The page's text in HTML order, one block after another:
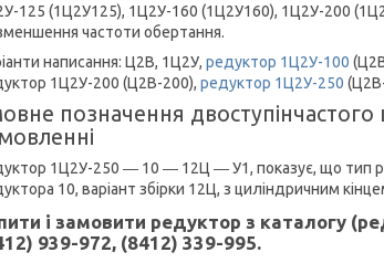
125 (1Ц2У125), 1Ц2У-160 (1Ц2У160), 1Ц2У-200
частоти обертання.
написання: Ц2В, 1Ц2У, редуктор 1Ц2У-100
1Ц2У-200 (Ц2В-200), редуктор 1Ц2У-250
позначення
1Ц2У-250 ― 10 ― 12Ц ― У1, показує, що тип
10, варіант збірки 12Ц, з циліндричним
і замовити редуктор з каталогу
939-972, (8412) 339-995.